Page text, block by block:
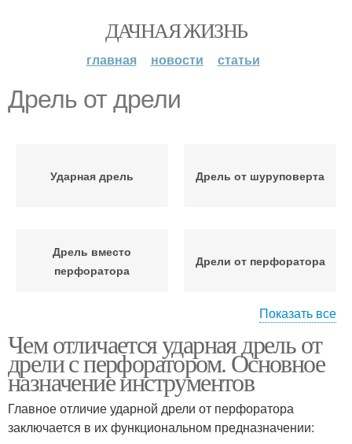
ДАЧНАЯ ЖИЗНЬ
главная новости статьи
Дрель от дрели
Ударная дрель Дрель от шуруповерта
Дрель вместо
перфоратора
Дрели от перфоратора
ударной дрели
Дрель для бетона
Дрель от перфоратора
Профессиональные
Показать все
Чем отличается ударная дрель от
дрели с перфоратором. Основное
назначение инструментов
Главное отличие ударной дрели от перфоратора
заключается в их функциональном предназначении: